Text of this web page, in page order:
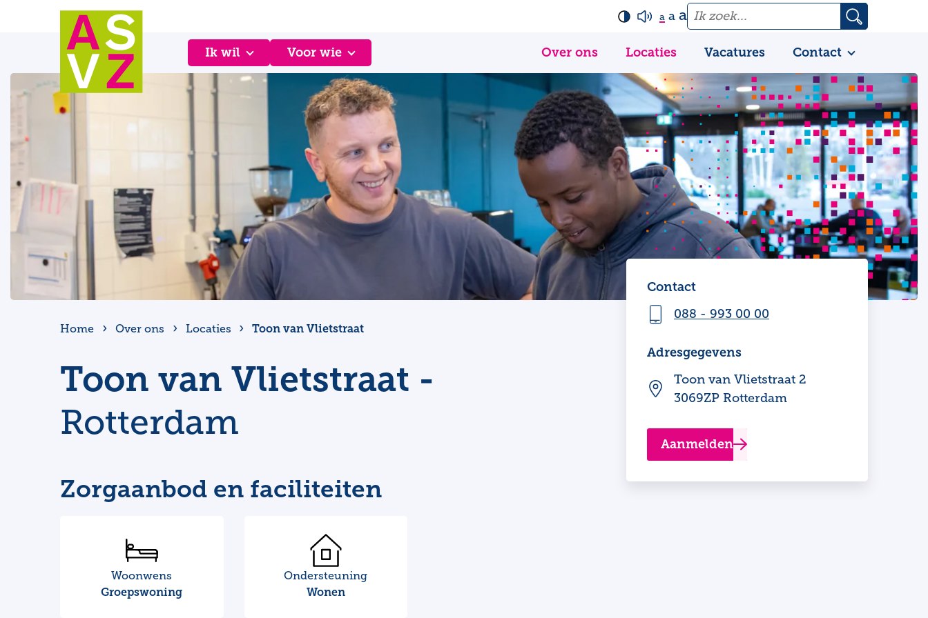
a a a
Ik wil Voor wie Over ons Locaties Vacatures Contact
Home Over ons Locaties Toon van Vlietstraat
Toon van Vlietstraat -
Rotterdam
Zorgaanbod en faciliteiten
Woonwens
Groepswoning
Ondersteuning
Wonen
Contact
088 - 993 00 00
Adresgegevens
Toon van Vlietstraat 2
3069ZP Rotterdam
Aanmelden